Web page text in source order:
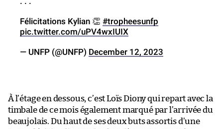
Félicitations Kylian 👏 #tropheesunfp
pic.twitter.com/uPV4wxIUIX
— UNFP (@UNFP) December 12, 2023
À l’étage en dessous, c’est Loïs Diony qui repart avec la
timbale de ce mois également marqué par l’arrivée du
beaujolais. Du haut de ses deux buts assortis d’une